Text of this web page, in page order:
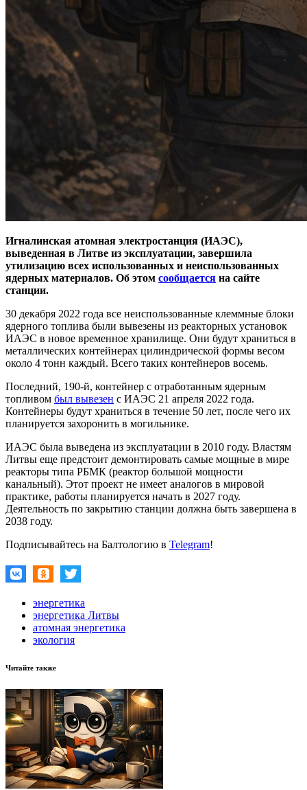
Игналинская атомная электростанция (ИАЭС),
выведенная в Литве из эксплуатации, завершила
утилизацию всех использованных и неиспользованных
ядерных материалов. Об этом сообщается на сайте
станции.
30 декабря 2022 года все неиспользованные клеммные блоки
ядерного топлива были вывезены из реакторных установок
ИАЭС в новое временное хранилище. Они будут храниться в
металлических контейнерах цилиндрической формы весом
около 4 тонн каждый. Всего таких контейнеров восемь.
Последний, 190-й, контейнер с отработанным ядерным
топливом был вывезен с ИАЭС 21 апреля 2022 года.
Контейнеры будут храниться в течение 50 лет, после чего их
планируется захоронить в могильнике.
ИАЭС была выведена из эксплуатации в 2010 году. Властям
Литвы еще предстоит демонтировать самые мощные в мире
реакторы типа РБМК (реактор большой мощности
канальный). Этот проект не имеет аналогов в мировой
практике, работы планируется начать в 2027 году.
Деятельность по закрытию станции должна быть завершена в
2038 году.
Подписывайтесь на Балтологию в Telegram!
энергетика
энергетика Литвы
атомная энергетика
экология
Читайте также